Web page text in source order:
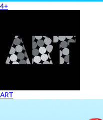
4+
ART